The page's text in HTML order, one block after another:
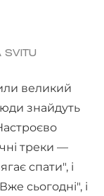
великий
знайдуть
треки —
спати", і
сьогодні", і